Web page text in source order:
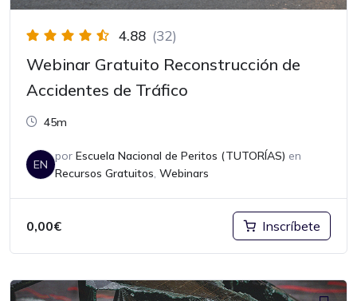
4.88 (32)
Webinar Gratuito Reconstrucción de
Accidentes de Tráfico
45m
EN
por Escuela Nacional de Peritos (TUTORÍAS) en
Recursos Gratuitos, Webinars
0,00€ Inscríbete